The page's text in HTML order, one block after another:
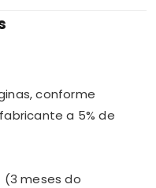
conforme
a 5% de
meses do